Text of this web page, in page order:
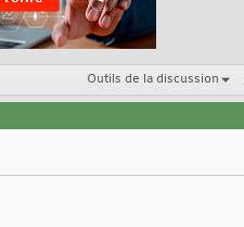
Outils de la discussion